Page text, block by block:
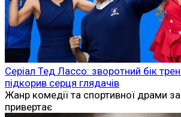
Серіал Тед Лассо: зворотний бік
підкорив серця глядачів
Жанр комедії та спортивної драми
привертає